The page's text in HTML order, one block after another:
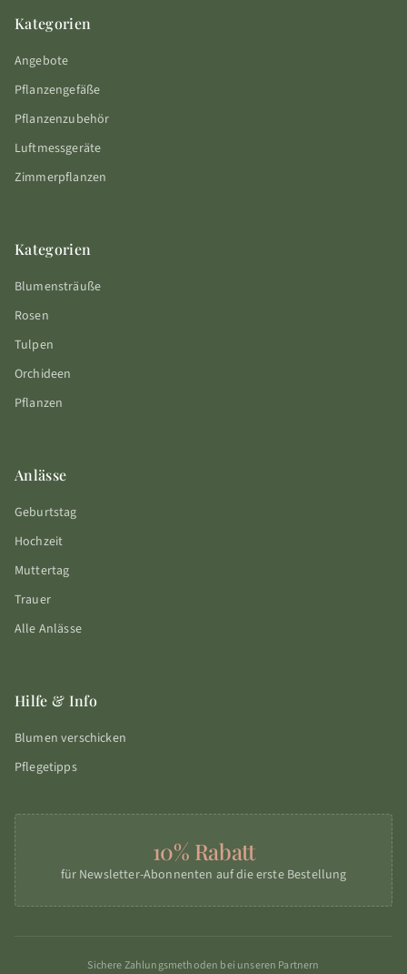
Kategorien
Angebote
Pflanzengefäße
Pflanzenzubehör
Luftmessgeräte
Zimmerpflanzen
Kategorien
Blumensträuße
Rosen
Tulpen
Orchideen
Pflanzen
Anlässe
Geburtstag
Hochzeit
Muttertag
Trauer
Alle Anlässe
Hilfe & Info
Blumen verschicken
Pflegetipps
10% Rabatt
für Newsletter-Abonnenten auf die erste Bestellung
Sichere Zahlungsmethoden bei unseren Partnern